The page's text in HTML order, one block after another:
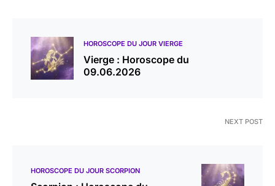
HOROSCOPE DU JOUR VIERGE
Vierge : Horoscope du
09.06.2026
NEXT POST
HOROSCOPE DU JOUR SCORPION